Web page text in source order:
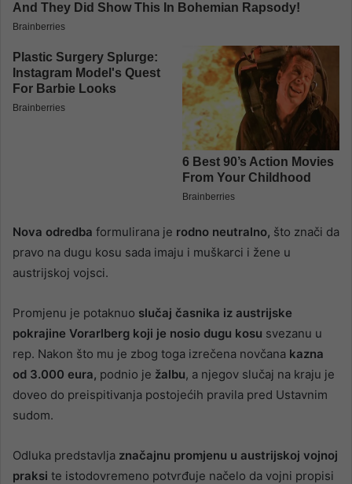
Nova odredba formulirana je rodno neutralno, što znači da
pravo na dugu kosu sada imaju i muškarci i žene u
austrijskoj vojsci.
Promjenu je potaknuo slučaj časnika iz austrijske
pokrajine Vorarlberg koji je nosio dugu kosu svezanu u
rep. Nakon što mu je zbog toga izrečena novčana kazna
od 3.000 eura, podnio je žalbu, a njegov slučaj na kraju je
doveo do preispitivanja postojećih pravila pred Ustavnim
sudom.
Odluka predstavlja značajnu promjenu u austrijskoj vojnoj
praksi te istodovremeno potvrđuje načelo da vojni propisi